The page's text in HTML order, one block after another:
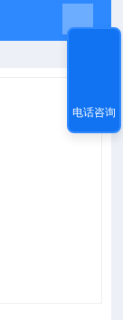
电话咨询